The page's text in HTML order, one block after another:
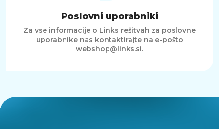
Poslovni uporabniki
Za vse informacije o Links rešitvah za poslovne
uporabnike nas kontaktirajte na e-pošto
webshop@links.si.